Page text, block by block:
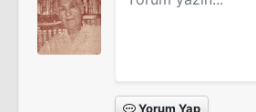
Yorum Yap